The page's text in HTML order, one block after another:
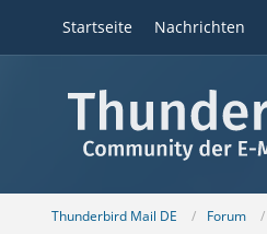
Startseite Nachrichten
Thunderbird Mail DE Forum